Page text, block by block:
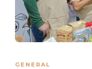
GENERAL